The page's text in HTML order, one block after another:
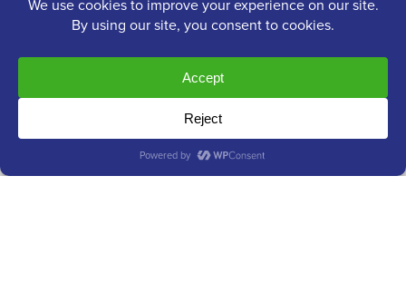
Copyright © 2009 - 2026 WPBeginner LLC. Alle Rechte
vorbehalten. WPBeginner® ist eine eingetragene Marke.
Awesome Motive|WordPress-Hosting
SiteGround